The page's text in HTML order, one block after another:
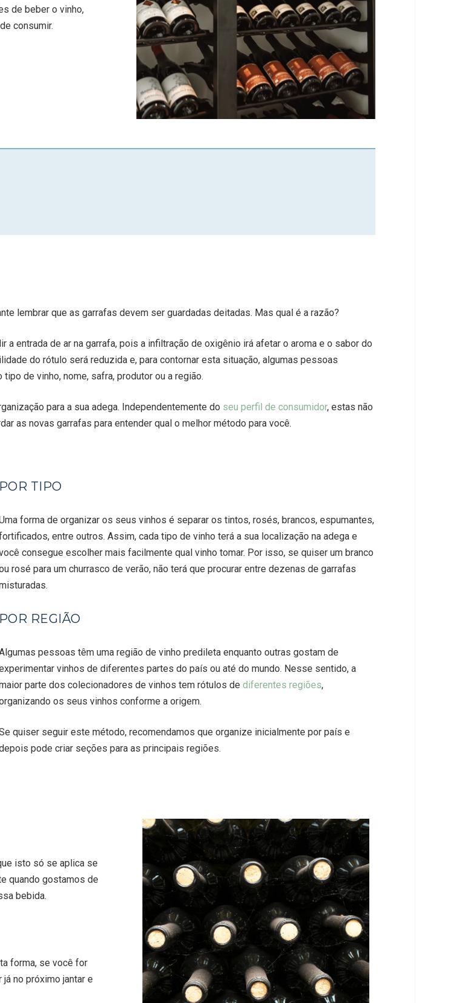
de beber o vinho,
consumir.
lembrar que as garrafas devem ser guardadas deitadas. Mas qual é a razão?
entrada de ar na garrafa, pois a infiltração de oxigênio irá afetar o aroma e o sabor do
do rótulo será reduzida e, para contornar esta situação, algumas pessoas
de vinho, nome, safra, produtor ou a região.
para a sua adega. Independentemente do seu perfil de consumidor, estas não
as novas garrafas para entender qual o melhor método para você.
POR TIPO
forma de organizar os seus vinhos é separar os tintos, rosés, brancos, espumantes,
entre outros. Assim, cada tipo de vinho terá a sua localização na adega e
consegue escolher mais facilmente qual vinho tomar. Por isso, se quiser um branco
rosé para um churrasco de verão, não terá que procurar entre dezenas de garrafas
POR REGIÃO
pessoas têm uma região de vinho predileta enquanto outras gostam de
vinhos de diferentes partes do país ou até do mundo. Nesse sentido, a
parte dos colecionadores de vinhos tem rótulos de diferentes regiões,
os seus vinhos conforme a origem.
quiser seguir este método, recomendamos que organize inicialmente por país e
pode criar seções para as principais regiões.
isto só se aplica se
quando gostamos de
bebida.
forma, se você for
no próximo jantar e